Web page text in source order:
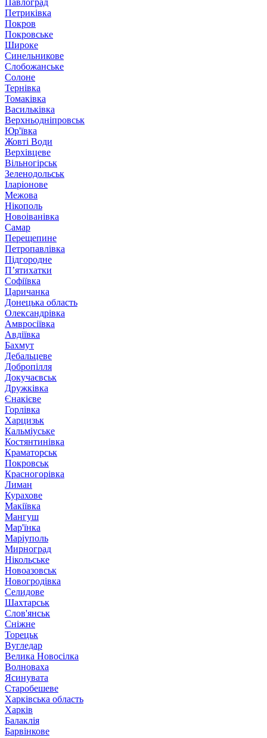
Павлоград
Петриківка
Покров
Покровське
Широке
Синельникове
Слобожанське
Солоне
Тернівка
Томаківка
Васильківка
Верхньодніпровськ
Юр'ївка
Жовті Води
Верхівцеве
Вільногірськ
Зеленодольськ
Іларіонове
Межова
Нікополь
Новоіванівка
Самар
Перещепине
Петропавлівка
Підгородне
П’ятихатки
Софіївка
Царичанка
Донецька область
Олександрівка
Амвросіївка
Авдіївка
Бахмут
Дебальцеве
Добропілля
Докучаєвськ
Дружківка
Єнакієве
Горлівка
Харцизьк
Кальміуське
Костянтинівка
Краматорськ
Покровськ
Красногорівка
Лиман
Курахове
Макіївка
Мангуш
Мар'їнка
Маріуполь
Мирноград
Нікольське
Новоазовськ
Новогродівка
Селидове
Шахтарськ
Слов'янськ
Сніжне
Торецьк
Вугледар
Велика Новосілка
Волноваха
Ясинувата
Старобешеве
Харківська область
Харків
Балаклія
Барвінкове